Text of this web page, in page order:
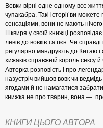
Вовки вірні одне одному все
чупакабра. Такі історії ви
сенсаціями, вони не мають
Шквиря у своїй книжці
левів до вовків та гієн. Чи
регулярно мандрують до Китаю і
хижаків справжній король сексу
Авторка розповість і про
назустріч вийшов вовк чи
ягодами й не намагатися
книжка не про тварин, вона —
КНИГИ ЦЬОГО АВТОРА